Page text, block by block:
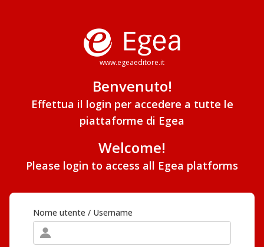
www.egeaeditore.it
Benvenuto!
Effettua il login per accedere a tutte le
piattaforme di Egea
Welcome!
Please login to access all Egea platforms
Nome utente / Username